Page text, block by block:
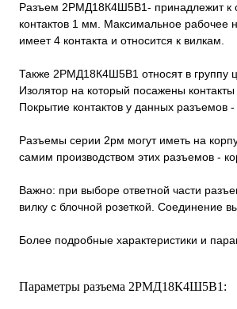
Разъем 2РМД18К4Ш5В1- принадлежит к
контактов 1 мм. Максимальное
имеет 4 контакта и относится к вилкам.
Также 2РМД18К4Ш5В1 относят в группу
Изолятор на который посажены
Покрытие контактов у данных разъемов
Разъемы серии 2рм могут иметь на
самим производством этих разъемов -
Важно: при выборе ответной части
вилку с блочной розеткой. Соединение
Более подробные характеристики и
Параметры разъема 2РМД18К4Ш5В1: